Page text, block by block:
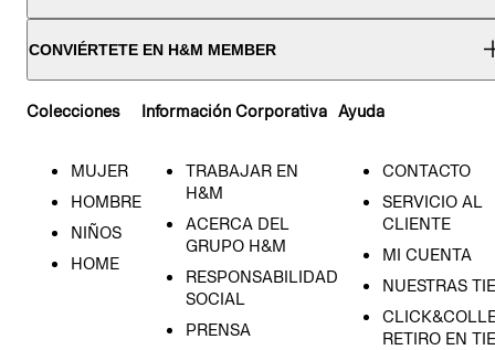
CONVIÉRTETE EN H&M MEMBER
Colecciones
MUJER
HOMBRE
NIÑOS
HOME
Información Corporativa
TRABAJAR EN
H&M
ACERCA DEL
GRUPO H&M
RESPONSABILIDAD
SOCIAL
PRENSA
Ayuda
CONTACTO
SERVICIO AL
CLIENTE
MI CUENTA
NUESTRAS
RETIRO EN